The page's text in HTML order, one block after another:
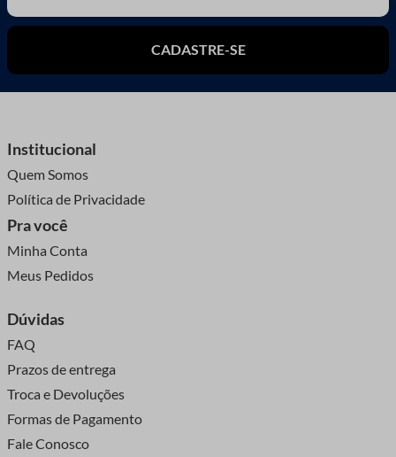
CADASTRE-SE
Institucional
Quem Somos
Política de Privacidade
Pra você
Minha Conta
Meus Pedidos
Dúvidas
FAQ
Prazos de entrega
Troca e Devoluções
Formas de Pagamento
Fale Conosco